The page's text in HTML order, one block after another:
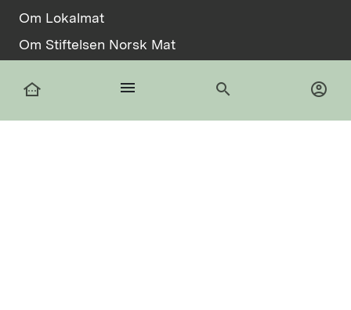
other_houses menu search account_circle
Om Lokalmat
Om Stiftelsen Norsk Mat
Informasjonskapsler
facebook